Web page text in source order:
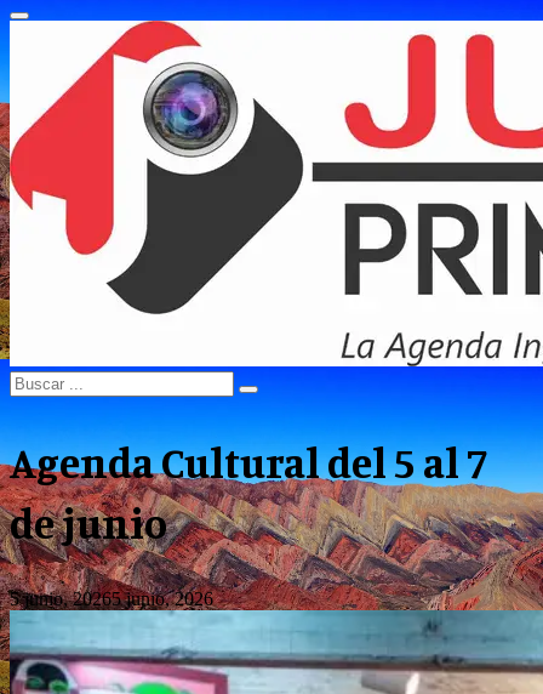
Primary
Search
for:
Search
Agenda Cultural del 5 al 7
de junio
5 junio, 20265 junio, 2026